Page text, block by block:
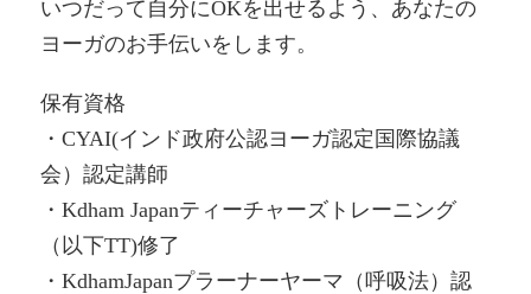
いつだって自分にOKを出せるよう、あなたの
ヨーガのお手伝いをします。
保有資格
・CYAI(インド政府公認ヨーガ認定国際協議
会）認定講師
・Kdham Japanティーチャーズトレーニング
（以下TT)修了
・KdhamJapanプラーナーヤーマ（呼吸法）認